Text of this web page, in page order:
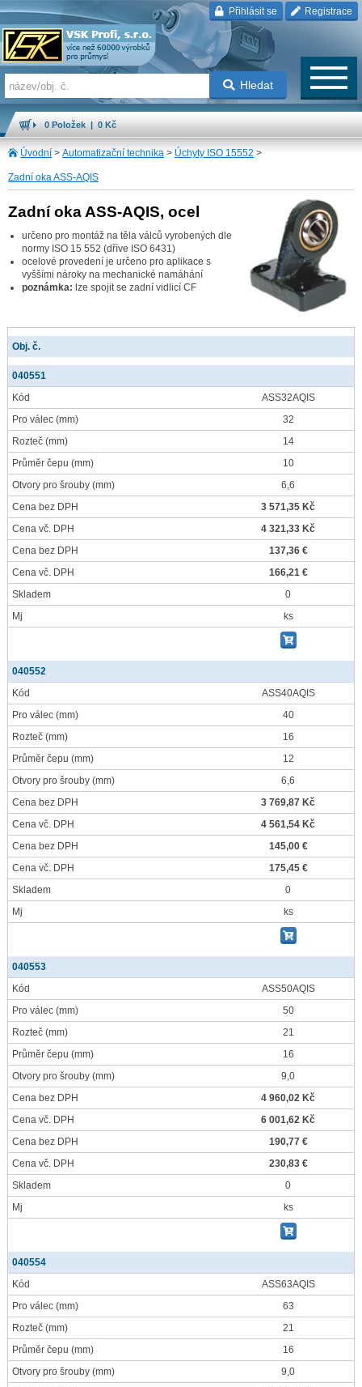
Přihlásit se Registrace
Hledat
0 Položek | 0 Kč
Úvodní > Automatizační technika > Úchyty ISO 15552 >
Zadní oka ASS-AQIS
Zadní oka ASS-AQIS, ocel
určeno pro montáž na těla válců vyrobených dle
normy ISO 15 552 (dříve ISO 6431)
ocelové provedení je určeno pro aplikace s
vyššími nároky na mechanické namáhání
poznámka: lze spojit se zadní vidlicí CF
Obj. č.
040551
Kód
ASS32AQIS
Pro válec (mm)
32
Rozteč (mm)
14
Průměr čepu (mm)
10
Otvory pro šrouby (mm)
6,6
Cena bez DPH
3 571,35 Kč
Cena vč. DPH
4 321,33 Kč
Cena bez DPH
137,36 €
Cena vč. DPH
166,21 €
Skladem
0
Mj
ks
040552
Kód
ASS40AQIS
Pro válec (mm)
40
Rozteč (mm)
16
Průměr čepu (mm)
12
Otvory pro šrouby (mm)
6,6
Cena bez DPH
3 769,87 Kč
Cena vč. DPH
4 561,54 Kč
Cena bez DPH
145,00 €
Cena vč. DPH
175,45 €
Skladem
0
Mj
ks
040553
Kód
ASS50AQIS
Pro válec (mm)
50
Rozteč (mm)
21
Průměr čepu (mm)
16
Otvory pro šrouby (mm)
9,0
Cena bez DPH
4 960,02 Kč
Cena vč. DPH
6 001,62 Kč
Cena bez DPH
190,77 €
Cena vč. DPH
230,83 €
Skladem
0
Mj
ks
040554
Kód
ASS63AQIS
Pro válec (mm)
63
Rozteč (mm)
21
Průměr čepu (mm)
16
Otvory pro šrouby (mm)
9,0